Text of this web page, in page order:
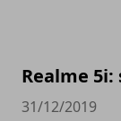
Realme
31/12/2019